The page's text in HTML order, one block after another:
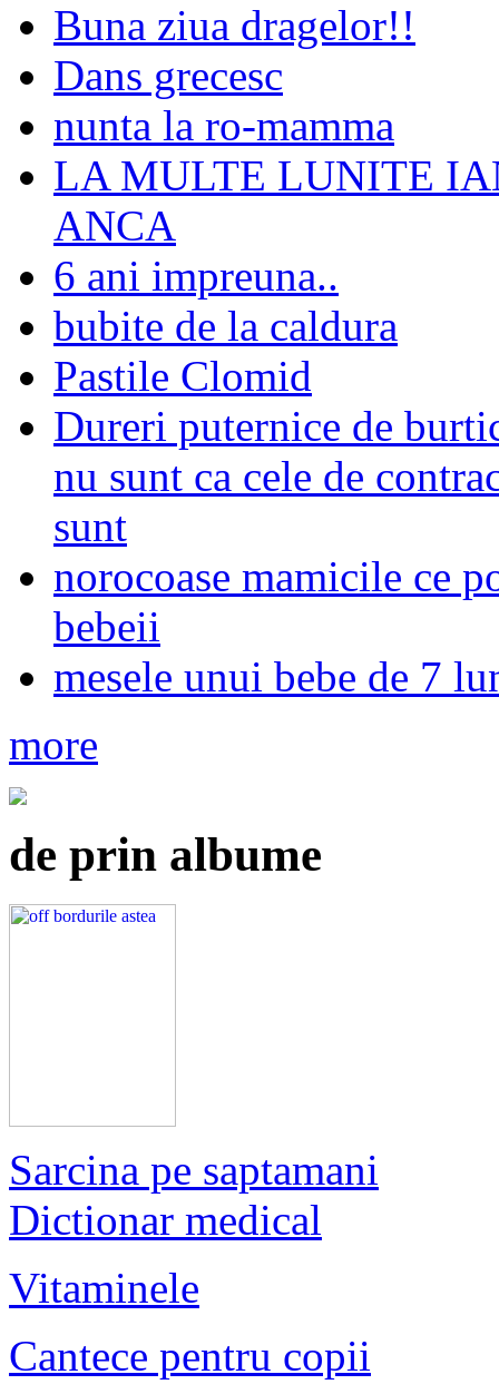
Buna ziua dragelor!!
Dans grecesc
nunta la ro-mamma
LA MULTE LUNITE
ANCA
6 ani impreuna..
bubite de la caldura
Pastile Clomid
Dureri puternice de
nu sunt ca cele de
sunt
norocoase mamicile ce
bebeii
mesele unui bebe de 7
more
de prin albume
Sarcina pe saptamani
Dictionar medical
Vitaminele
Cantece pentru copii